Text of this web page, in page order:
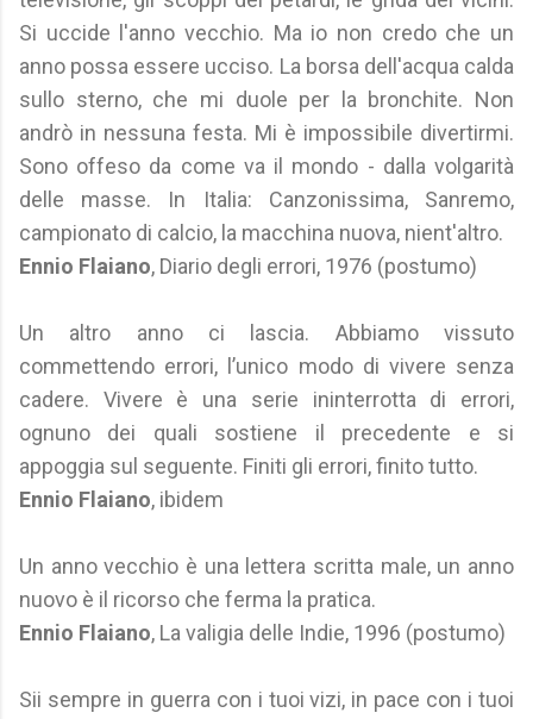
Si uccide l'anno vecchio. Ma io non credo che un
anno possa essere ucciso. La borsa dell'acqua calda
sullo sterno, che mi duole per la bronchite. Non
andrò in nessuna festa. Mi è impossibile divertirmi.
Sono offeso da come va il mondo - dalla volgarità
delle masse. In Italia: Canzonissima, Sanremo,
campionato di calcio, la macchina nuova, nient'altro.
Ennio Flaiano, Diario degli errori, 1976 (postumo)
Un altro anno ci lascia. Abbiamo vissuto
commettendo errori, l’unico modo di vivere senza
cadere. Vivere è una serie ininterrotta di errori,
ognuno dei quali sostiene il precedente e si
appoggia sul seguente. Finiti gli errori, finito tutto.
Ennio Flaiano, ibidem
Un anno vecchio è una lettera scritta male, un anno
nuovo è il ricorso che ferma la pratica.
Ennio Flaiano, La valigia delle Indie, 1996 (postumo)
Sii sempre in guerra con i tuoi vizi, in pace con i tuoi